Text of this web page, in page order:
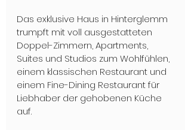
Das exklusive Haus in Hinterglemm
trumpft mit voll ausgestatteten
Doppel-Zimmern, Apartments,
Suites und Studios zum Wohlfühlen,
einem klassischen Restaurant und
einem Fine-Dining Restaurant für
Liebhaber der gehobenen Küche
auf.